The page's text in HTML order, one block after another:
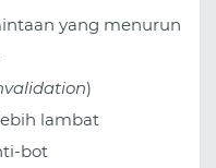
yang menurun
)
lambat
bot